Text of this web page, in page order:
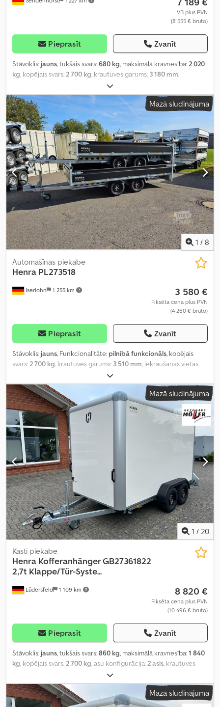
VB plus PVN
(8 555 € bruto)
Pieprasīt Zvanīt
Stāvoklis: jauns, tukšais svars:680 kg, maksimālā kravnesība:2 020
kg, kopējais svars:2 700 kg, krautuves garums: 3 180 mm,
1 580 mm
augstums:1 900 mm, piekares sistēma:cits, riepas izmērs:185 R
14C, riteņu bāze: , krāsa: balts, Ražošanas gads:2026,
Mazā sludinājuma
1 / 8
Iserlohn 1 255 km
Automašīnas piekabe
Henra PL273518
3 580 €
Fiksēta cena plus PVN
(4 260 € bruto)
Pieprasīt Zvanīt
Stāvoklis: jauns, Funkcionalitāte: pilnībā funkcionāls, kopējais
svars: 2 700 kg , krautuves garums: 3 510 mm , iekraušanas vietas
, riepas izmērs:185/60 R12C (schwarze Felgen
– Black Label), maksimālais ātrums:100 km/h,
Mazā sludinājuma
1 / 20
Lüdersfeld 1 109 km
Kasti piekabe
Henra Kofferanhänger GB27361822
2,7t Klappe/Tür-Syste...
8 820 €
Fiksēta cena plus PVN
(10 496 € bruto)
Pieprasīt Zvanīt
Stāvoklis: jauns, tukšais svars:860 kg, maksimālā kravnesība:1 840
kg, kopējais svars:2 700 kg, asu konfigurācija:2 asis, krautuves
, iekraušanas vietas platums:
iekraušanas telpas augstums:2 200 mm, Ražošanas gads:2025,
nobraukums:50 km, pārnesuma veids:mehānisks,
energoefektivitāte:A,
Mazā sludinājuma